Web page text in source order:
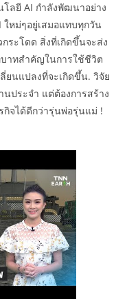
ลยี AI กำลังพัฒนาอย่าง
หม่ๆอยู่เสมอแทบทุกวัน
ระโดด สิ่งที่เกิดขึ้นจะส่ง
าทสำคัญในการใช้ชีวิต
ยนแปลงที่จะเกิดขึ้น. วิจัย
นประจำ แต่ต้องการสร้าง
กิจได้ดีกว่ารุ่นพ่อรุ่นแม่ !